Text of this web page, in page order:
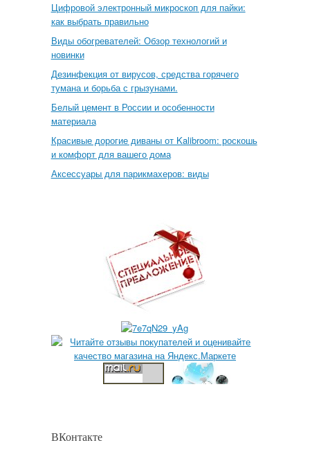
Цифровой электронный микроскоп для пайки:
как выбрать правильно
Виды обогревателей: Обзор технологий и
новинки
Дезинфекция от вирусов, средства горячего
тумана и борьба с грызунами.
Белый цемент в России и особенности
материала
Красивые дорогие диваны от Kalibroom: роскошь
и комфорт для вашего дома
Аксессуары для парикмахеров: виды
ВКонтакте